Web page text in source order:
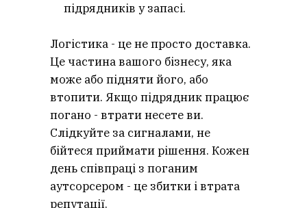
підрядників у запасі.
Логістика - це не просто доставка.
Це частина вашого бізнесу, яка
може або підняти його, або
втопити. Якщо підрядник працює
погано - втрати несете ви.
Слідкуйте за сигналами, не
бійтеся приймати рішення. Кожен
день співпраці з поганим
аутсорсером - це збитки і втрата
репутації.